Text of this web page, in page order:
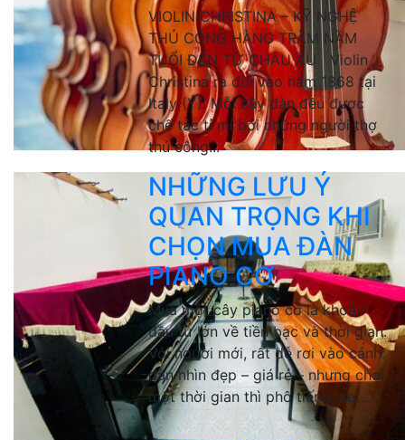
VIOLIN CHRISTINA – KỸ NGHỆ
THỦ CÔNG HÀNG TRĂM NĂM
TUỔI ĐẾN TỪ CHÂU ÂU Violin
Christina ra đời vào năm 1868 tại
Italy (Ý). Mỗi cây đàn đều được
chế tác tỉ mỉ bởi những người thợ
thủ công...
NHỮNG LƯU Ý
QUAN TRỌNG KHI
CHỌN MUA ĐÀN
PIANO CƠ
Mua một cây piano cơ là khoản
đầu tư lớn về tiền bạc và thời gian.
Với người mới, rất dễ rơi vào cảnh:
đàn nhìn đẹp – giá rẻ – nhưng chơi
một thời gian thì phô tiếng, kẹt...